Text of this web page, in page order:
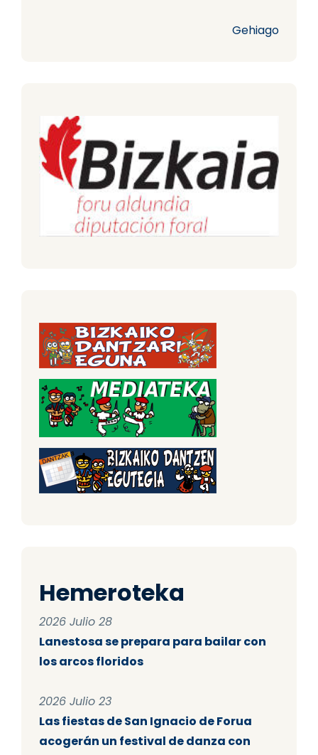
Gehiago
Hemeroteka
2026 Julio 28
Lanestosa se prepara para bailar con
los arcos floridos
2026 Julio 23
Las fiestas de San Ignacio de Forua
acogerán un festival de danza con